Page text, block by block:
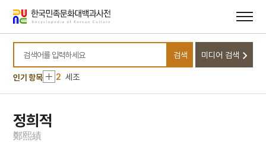
바로가기
바로가기
검색어를 입력하세요
검색 미디어 검색
인기 항목
10 몽유도원도
1 금성대군
2 세조
3 윤봉길
정희적
鄭熙績